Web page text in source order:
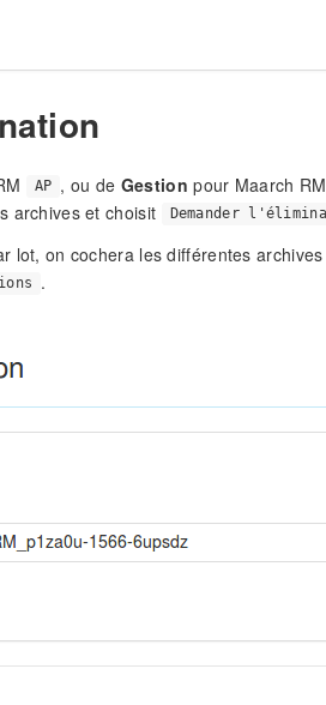
AP , ou de Gestion pour Maarch
archives et choisit
Demander
lot, on cochera les différentes
.